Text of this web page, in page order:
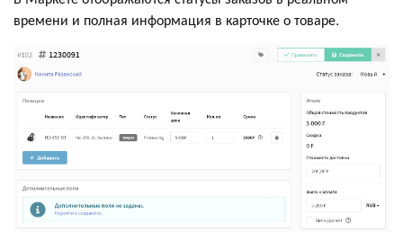
времени и полная информация в карточке о товаре.